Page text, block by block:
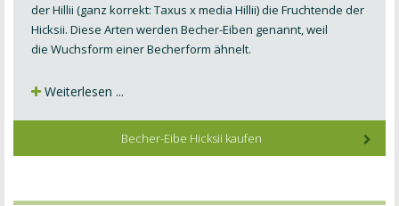
der Hillii (ganz korrekt: Taxus x media Hillii) die Fruchtende der
Hicksii. Diese Arten werden Becher-Eiben genannt, weil
die Wuchsform einer Becherform ähnelt.
Weiterlesen ...
Becher-Eibe Hicksii kaufen